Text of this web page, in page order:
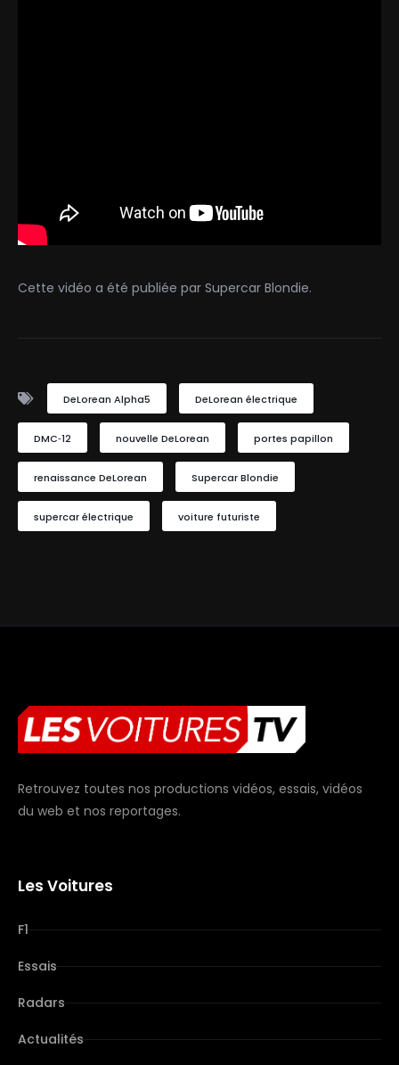
Cette vidéo a été publiée par Supercar Blondie.
DeLorean Alpha5 DeLorean électrique
DMC‑12 nouvelle DeLorean portes papillon
renaissance DeLorean Supercar Blondie
supercar électrique voiture futuriste
Retrouvez toutes nos productions vidéos, essais, vidéos
du web et nos reportages.
Les Voitures
F1
Essais
Radars
Actualités